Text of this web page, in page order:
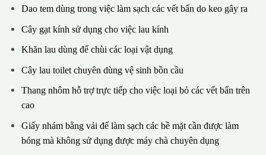
Dao tem dùng trong việc làm sạch các vết bẩn do keo gây ra
Cây gạt kính sử dụng cho việc lau kính
Khăn lau dùng để chùi các loại vật dụng
Cây lau toilet chuyên dùng vệ sinh bồn cầu
Thang nhôm hỗ trợ trực tiếp cho việc loại bỏ các vết bẩn trên
cao
Giấy nhám bằng vải để làm sạch các bề mặt cần được làm
bóng mà không sử dụng được máy chà chuyên dụng